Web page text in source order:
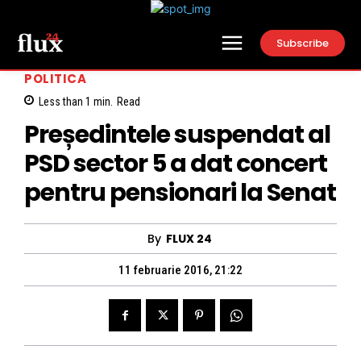
Subscribe
POLITICA
Less than 1 min. Read
Președintele suspendat al
PSD sector 5 a dat concert
pentru pensionari la Senat
By FLUX 24
11 februarie 2016, 21:22